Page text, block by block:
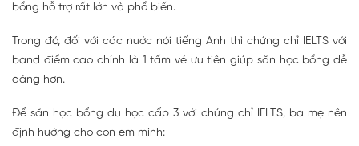
bổng hỗ trợ rất lớn và phổ biến.
Trong đó, đối với các nước nói tiếng Anh thì chứng chỉ IELTS với
band điểm cao chính là 1 tấm vé ưu tiên giúp săn học bổng dễ
dàng hơn.
Để săn học bổng du học cấp 3 với chứng chỉ IELTS, ba mẹ nên
định hướng cho con em mình: